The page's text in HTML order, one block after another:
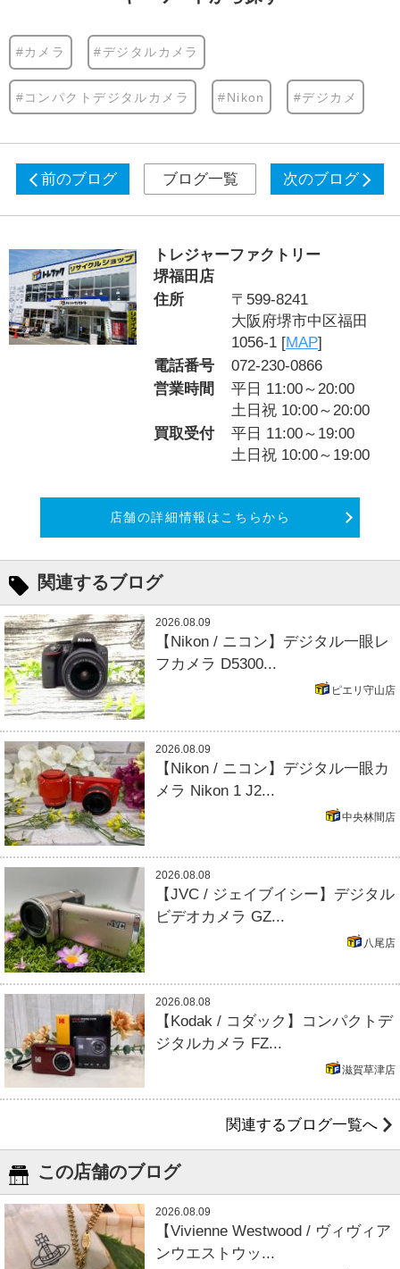
#カメラ #デジタルカメラ
#コンパクトデジタルカメラ #Nikon #デジカメ
前のブログ ブログ一覧 次のブログ
トレジャーファクトリー
堺福田店
住所
〒599-8241
大阪府堺市中区福田
1056-1 [MAP]
電話番号
072-230-0866
営業時間
平日 11:00～20:00
土日祝 10:00～20:00
買取受付
平日 11:00～19:00
土日祝 10:00～19:00
店舗の詳細情報はこちらから
関連するブログ
2026.08.09
【Nikon / ニコン】デジタル一眼レ
フカメラ D5300...
ピエリ守山店
2026.08.09
【Nikon / ニコン】デジタル一眼カ
メラ Nikon 1 J2...
中央林間店
2026.08.08
【JVC / ジェイブイシー】デジタル
ビデオカメラ GZ...
八尾店
2026.08.08
【Kodak / コダック】コンパクトデ
ジタルカメラ FZ...
滋賀草津店
関連するブログ一覧へ
この店舗のブログ
2026.08.09
【Vivienne Westwood / ヴィヴィア
ンウエストウッ...